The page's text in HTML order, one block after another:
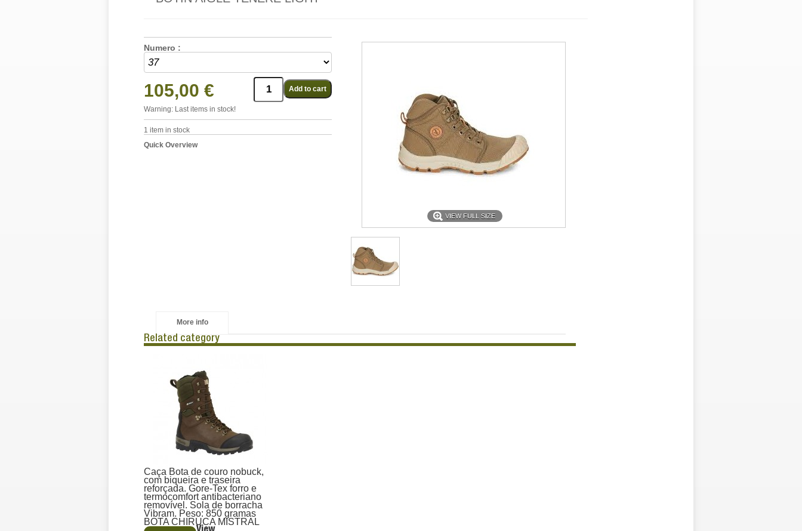
VIEW FULL SIZE
Numero :
105,00 €
Warning: Last items in stock!
1 item in stock
Quick Overview
More info
Related category
Caça Bota de couro nobuck,
com biqueira e traseira
reforçada. Gore-Tex forro e
termocomfort antibacteriano
removível. Sola de borracha
Vibram. Peso: 850 gramas
BOTA CHIRUCA MISTRAL